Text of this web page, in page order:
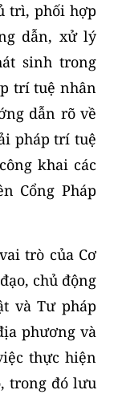
trì, phối hợp
dẫn, xử lý
sinh trong
trí tuệ nhân
dẫn rõ về
pháp trí tuệ
khai các
Cổng Pháp
trò của Cơ
chủ động
và Tư pháp
phương và
thực hiện
trong đó lưu